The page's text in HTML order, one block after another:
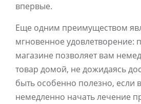
впервые.
Еще одним преимуществом
мгновенное удовлетворение:
магазине позволяет вам
товар домой, не дожидаясь
быть особенно полезно, если
немедленно начать лечение